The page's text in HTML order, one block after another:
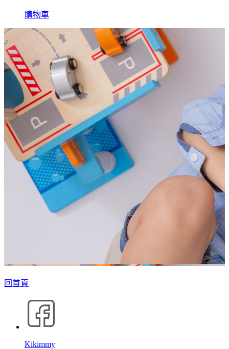
購物車
回首頁
Kikimmy